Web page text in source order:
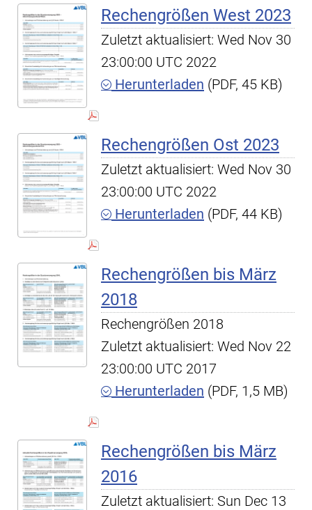
Rechengrößen West 2023
Zuletzt aktualisiert: Wed Nov 30
23:00:00 UTC 2022
Herunterladen (PDF, 45 KB)
Rechengrößen Ost 2023
Zuletzt aktualisiert: Wed Nov 30
23:00:00 UTC 2022
Herunterladen (PDF, 44 KB)
Rechengrößen bis März
2018
Rechengrößen 2018
Zuletzt aktualisiert: Wed Nov 22
23:00:00 UTC 2017
Herunterladen (PDF, 1,5 MB)
Rechengrößen bis März
2016
Zuletzt aktualisiert: Sun Dec 13